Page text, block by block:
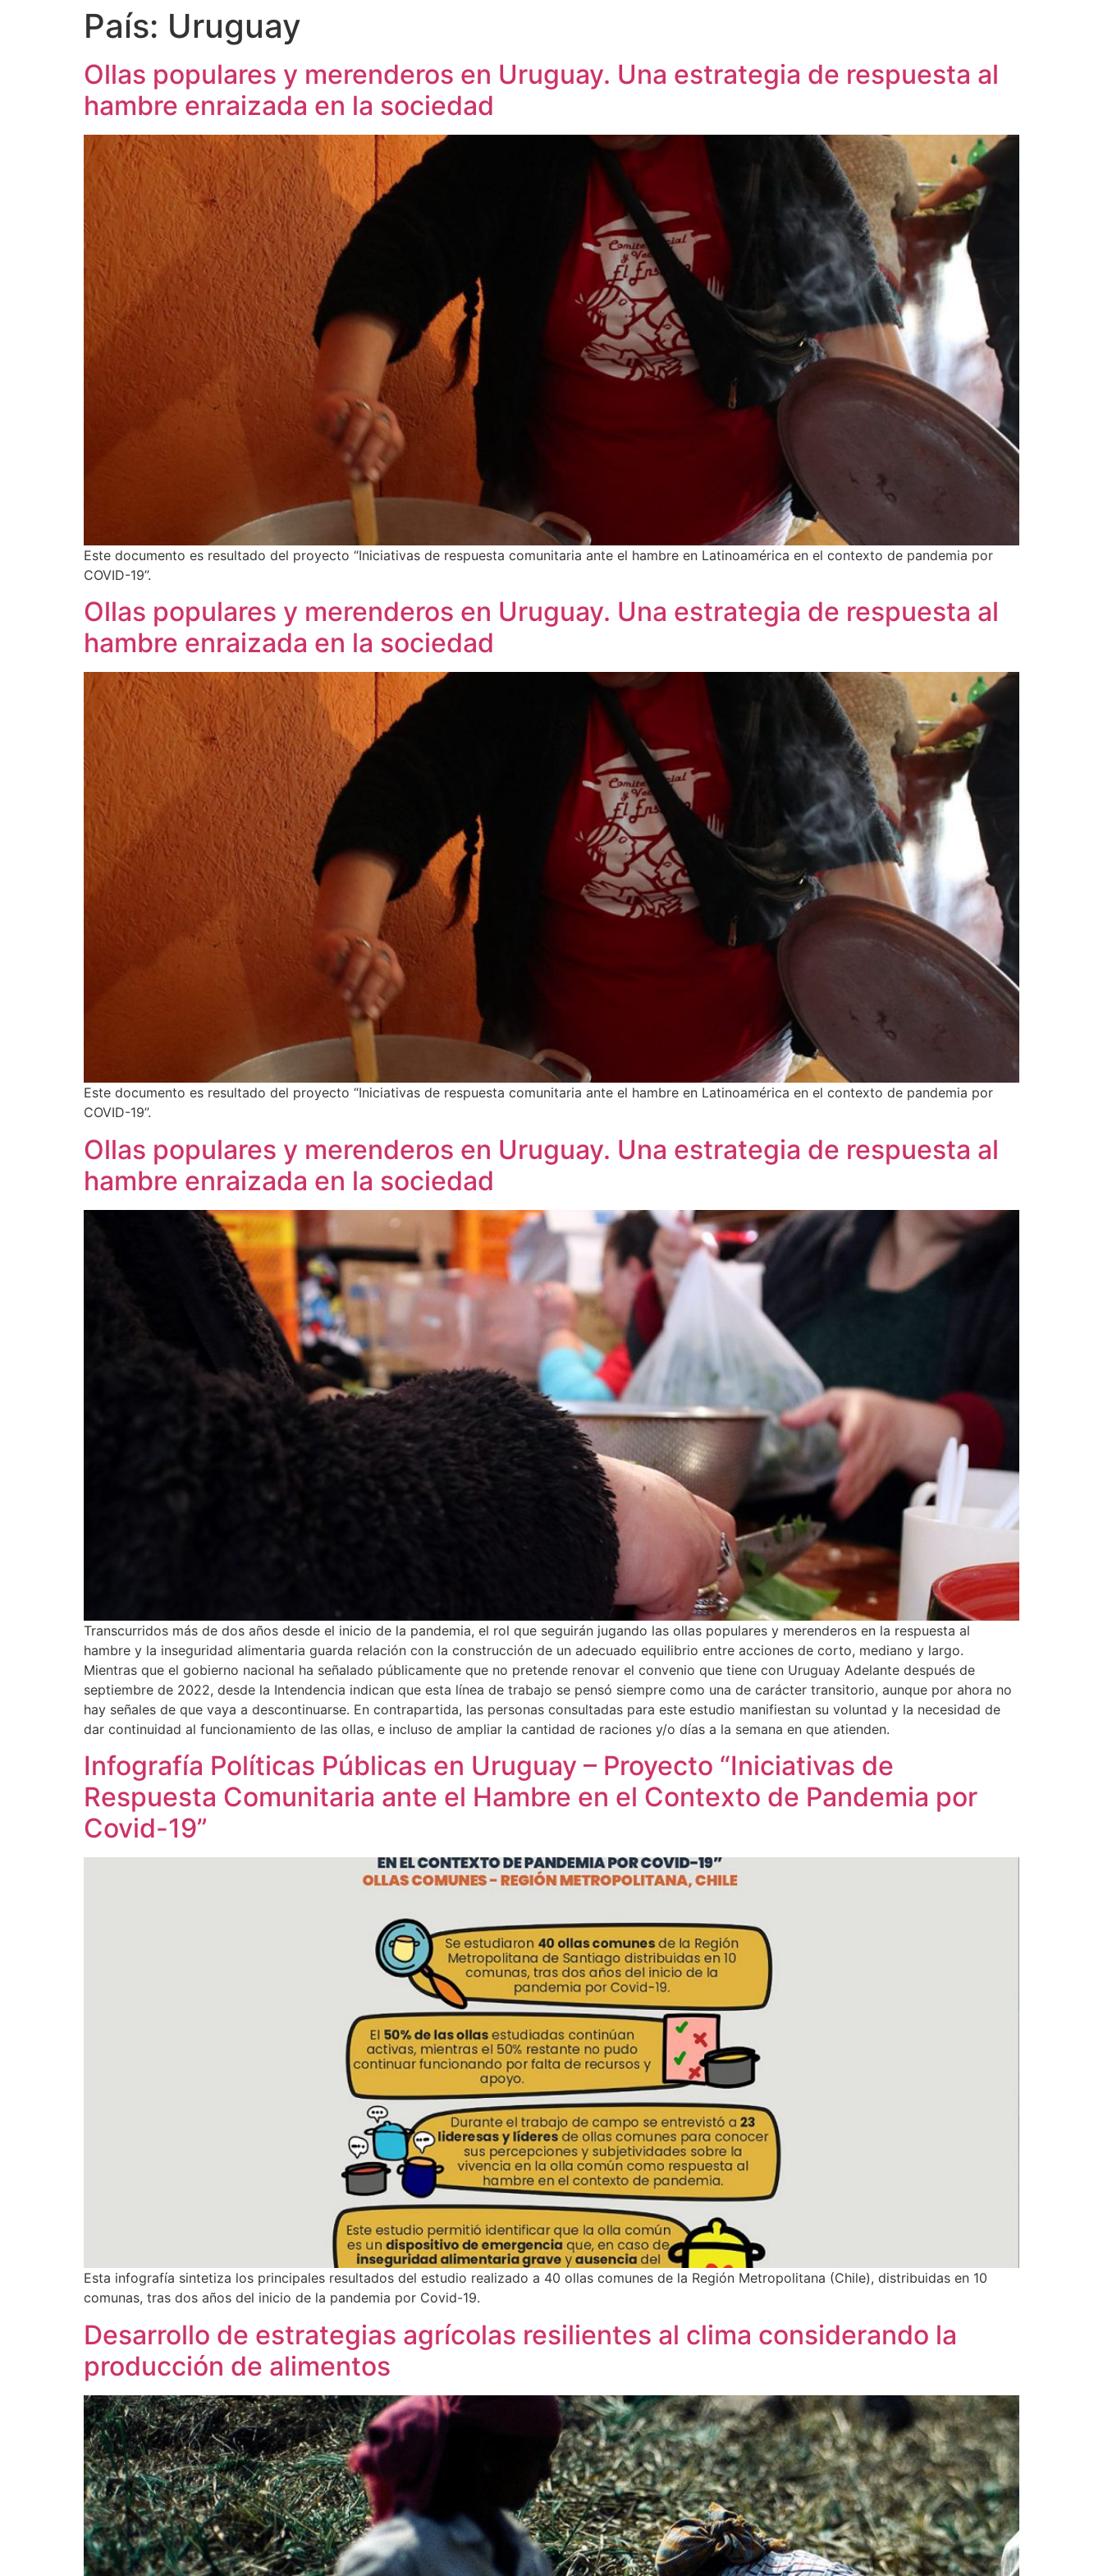
País: Uruguay
Ollas populares y merenderos en Uruguay. Una estrategia de respuesta al
hambre enraizada en la sociedad
Este documento es resultado del proyecto “Iniciativas de respuesta comunitaria ante el hambre en Latinoamérica en el contexto de pandemia por
COVID-19”.
Ollas populares y merenderos en Uruguay. Una estrategia de respuesta al
hambre enraizada en la sociedad
Este documento es resultado del proyecto “Iniciativas de respuesta comunitaria ante el hambre en Latinoamérica en el contexto de pandemia por
COVID-19”.
Ollas populares y merenderos en Uruguay. Una estrategia de respuesta al
hambre enraizada en la sociedad
Transcurridos más de dos años desde el inicio de la pandemia, el rol que seguirán jugando las ollas populares y merenderos en la respuesta al
hambre y la inseguridad alimentaria guarda relación con la construcción de un adecuado equilibrio entre acciones de corto, mediano y largo.
Mientras que el gobierno nacional ha señalado públicamente que no pretende renovar el convenio que tiene con Uruguay Adelante después de
septiembre de 2022, desde la Intendencia indican que esta línea de trabajo se pensó siempre como una de carácter transitorio, aunque por ahora no
hay señales de que vaya a descontinuarse. En contrapartida, las personas consultadas para este estudio manifiestan su voluntad y la necesidad de
dar continuidad al funcionamiento de las ollas, e incluso de ampliar la cantidad de raciones y/o días a la semana en que atienden.
Infografía Políticas Públicas en Uruguay – Proyecto “Iniciativas de
Respuesta Comunitaria ante el Hambre en el Contexto de Pandemia por
Covid-19”
Esta infografía sintetiza los principales resultados del estudio realizado a 40 ollas comunes de la Región Metropolitana (Chile), distribuidas en 10
comunas, tras dos años del inicio de la pandemia por Covid-19.
Desarrollo de estrategias agrícolas resilientes al clima considerando la
producción de alimentos